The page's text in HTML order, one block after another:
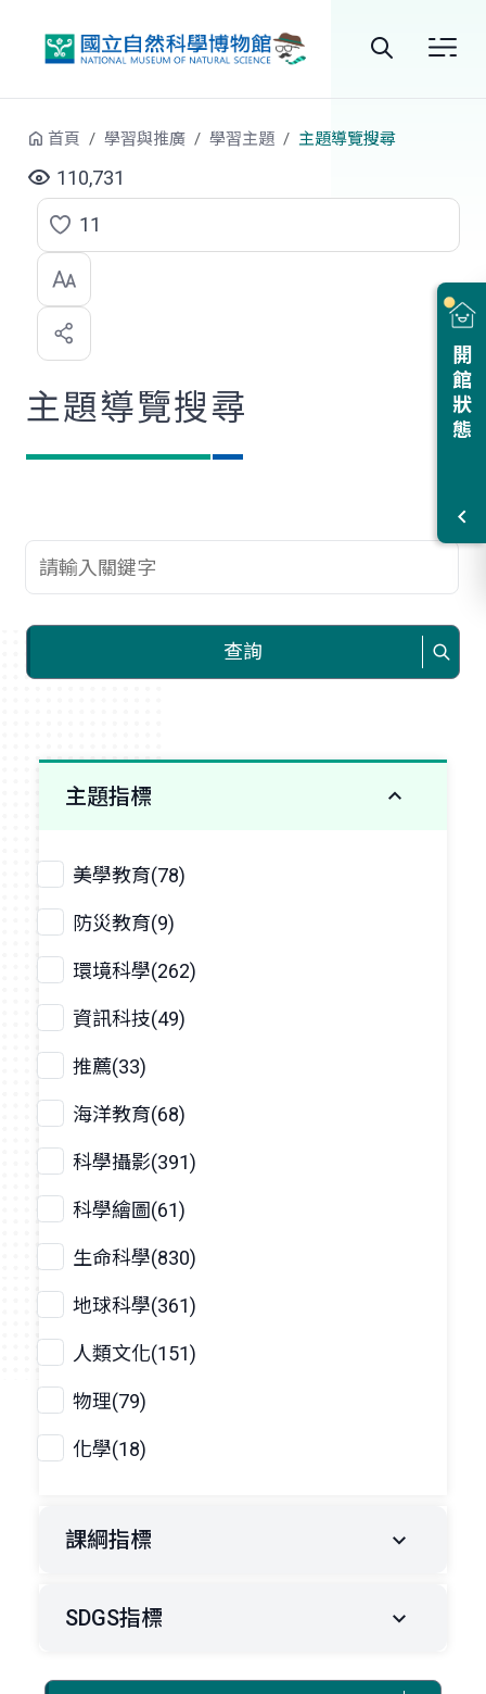
站
尋
開館狀態
首頁 學習與推廣 學習主題 主題導覽搜尋
110,731
點
選
喜
歡
11
主題導覽搜尋
查詢關鍵字
查詢
主題指標
美學教育(78)
防災教育(9)
環境科學(262)
資訊科技(49)
推薦(33)
海洋教育(68)
科學攝影(391)
科學繪圖(61)
生命科學(830)
地球科學(361)
人類文化(151)
物理(79)
化學(18)
課綱指標
SDGS指標